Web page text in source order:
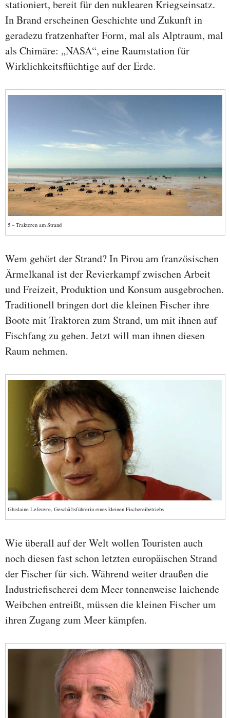
stationiert, bereit für den nuklearen Kriegseinsatz.
In Brand erscheinen Geschichte und Zukunft in
geradezu fratzenhafter Form, mal als Alptraum, mal
als Chimäre: „NASA“, eine Raumstation für
Wirklichkeitsflüchtige auf der Erde.
5 – Traktoren am Strand
Wem gehört der Strand? In Pirou am französischen
Ärmelkanal ist der Revierkampf zwischen Arbeit
und Freizeit, Produktion und Konsum ausgebrochen.
Traditionell bringen dort die kleinen Fischer ihre
Boote mit Traktoren zum Strand, um mit ihnen auf
Fischfang zu gehen. Jetzt will man ihnen diesen
Raum nehmen.
Ghislaine Lefeuvre, Geschäftsführerin eines kleinen Fischereibetriebs
Wie überall auf der Welt wollen Touristen auch
noch diesen fast schon letzten europäischen Strand
der Fischer für sich. Während weiter draußen die
Industriefischerei dem Meer tonnenweise laichende
Weibchen entreißt, müssen die kleinen Fischer um
ihren Zugang zum Meer kämpfen.